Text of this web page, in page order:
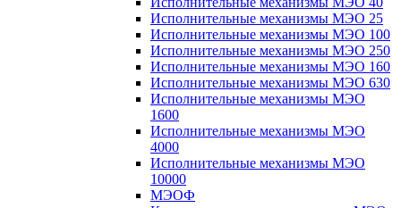
Исполнительные механизмы МЭО 25
Исполнительные механизмы МЭО 100
Исполнительные механизмы МЭО 250
Исполнительные механизмы МЭО 160
Исполнительные механизмы МЭО 630
Исполнительные механизмы МЭО
1600
Исполнительные механизмы МЭО
4000
Исполнительные механизмы МЭО
10000
МЭОФ